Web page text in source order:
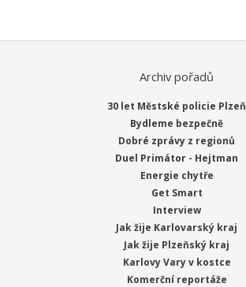
Archiv pořadů
30 let Městské policie Plzeň
Bydleme bezpečně
Dobré zprávy z regionů
Duel Primátor - Hejtman
Energie chytře
Get Smart
Interview
Jak žije Karlovarský kraj
Jak žije Plzeňský kraj
Karlovy Vary v kostce
Komerční reportáže